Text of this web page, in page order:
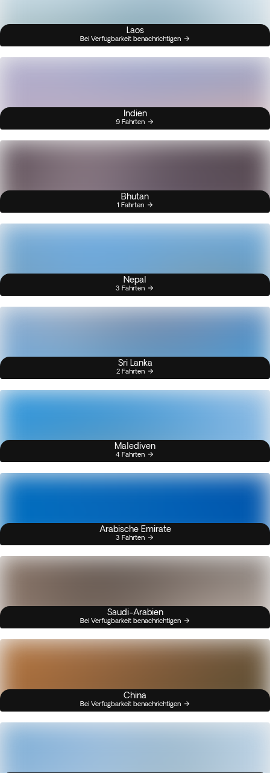
Laos
Bei Verfügbarkeit benachrichtigen
Indien
9 Fahrten
Bhutan
1 Fahrten
Nepal
3 Fahrten
Sri Lanka
2 Fahrten
Malediven
4 Fahrten
Arabische Emirate
3 Fahrten
Saudi-Arabien
Bei Verfügbarkeit benachrichtigen
China
Bei Verfügbarkeit benachrichtigen